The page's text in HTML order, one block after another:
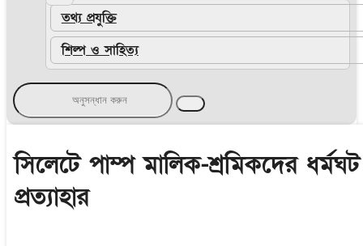
তথ্য প্রযুক্তি
শিল্প ও সাহিত্য
সিলেটে পাম্প মালিক-শ্রমিকদের ধর্মঘট
প্রত্যাহার